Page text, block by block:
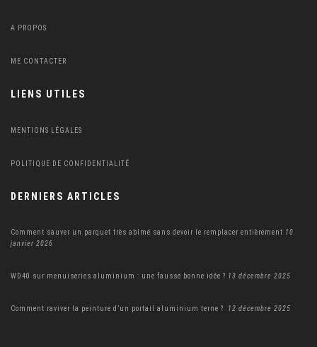
A PROPOS
ME CONTACTER
LIENS UTILES
MENTIONS LÉGALES
POLITIQUE DE CONFIDENTIALITÉ
DERNIERS ARTICLES
Comment sauver un parquet très abîmé sans devoir le remplacer entièrement 10
janvier 2026
WD40 sur menuiseries aluminium : une fausse bonne idée ? 13 décembre 2025
Comment raviver la peinture d’un portail aluminium terne ? 12 décembre 2025